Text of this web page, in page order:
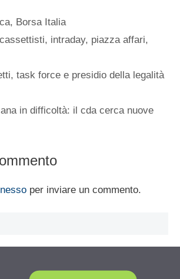
, Borsa Italia
cassettisti, intraday, piazza affari,
task force e presidio della legalità
in difficoltà: il cda cerca nuove
per inviare un commento.